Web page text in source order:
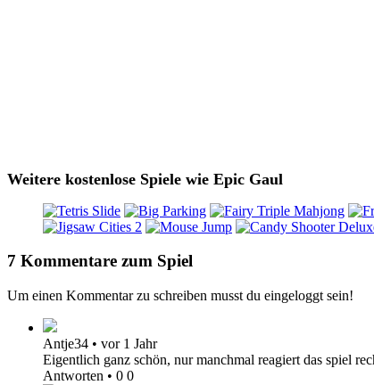
Weitere kostenlose Spiele wie Epic Gaul
7 Kommentare zum Spiel
Um einen Kommentar zu schreiben musst du eingeloggt sein!
Antje34 • vor 1 Jahr
Eigentlich ganz schön, nur manchmal reagiert das spiel
Antworten • 0 0